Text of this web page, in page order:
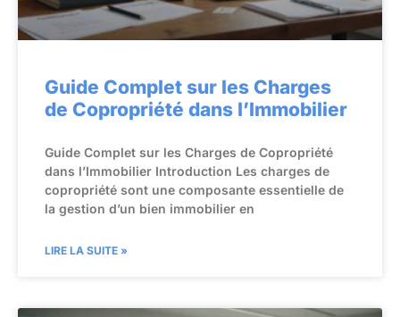
Guide Complet sur les Charges
de Copropriété dans l’Immobilier
Guide Complet sur les Charges de Copropriété
dans l’Immobilier Introduction Les charges de
copropriété sont une composante essentielle de
la gestion d’un bien immobilier en
LIRE LA SUITE »